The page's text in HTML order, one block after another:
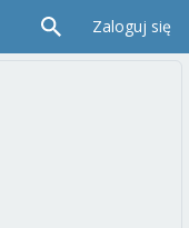
Zaloguj się